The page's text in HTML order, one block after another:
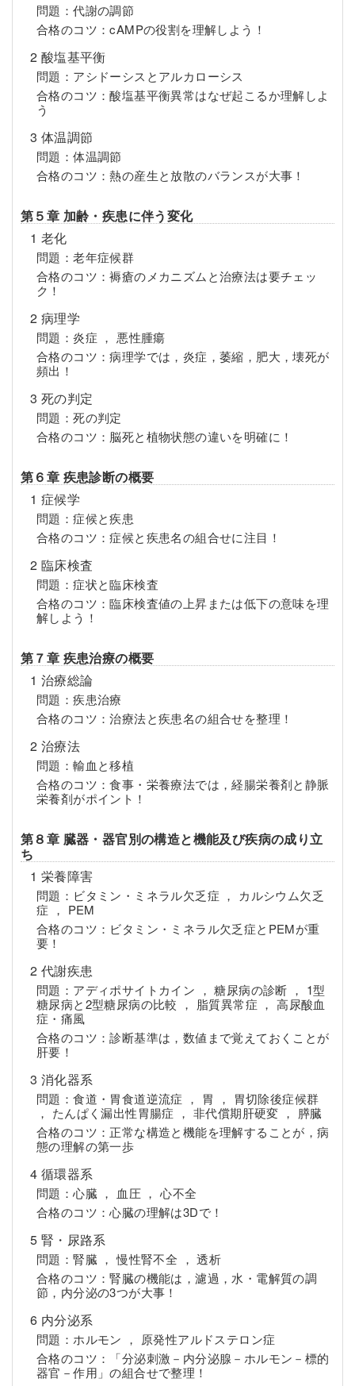
問題：代謝の調節
合格のコツ：cAMPの役割を理解しよう！
2 酸塩基平衡
問題：アシドーシスとアルカローシス
合格のコツ：酸塩基平衡異常はなぜ起こるか理解しよ
う
3 体温調節
問題：体温調節
合格のコツ：熱の産生と放散のバランスが大事！
第５章 加齢・疾患に伴う変化
1 老化
問題：老年症候群
合格のコツ：褥瘡のメカニズムと治療法は要チェッ
ク！
2 病理学
問題：炎症 ， 悪性腫瘍
合格のコツ：病理学では，炎症，萎縮，肥大，壊死が
頻出！
3 死の判定
問題：死の判定
合格のコツ：脳死と植物状態の違いを明確に！
第６章 疾患診断の概要
1 症候学
問題：症候と疾患
合格のコツ：症候と疾患名の組合せに注目！
2 臨床検査
問題：症状と臨床検査
合格のコツ：臨床検査値の上昇または低下の意味を理
解しよう！
第７章 疾患治療の概要
1 治療総論
問題：疾患治療
合格のコツ：治療法と疾患名の組合せを整理！
2 治療法
問題：輸血と移植
合格のコツ：食事・栄養療法では，経腸栄養剤と静脈
栄養剤がポイント！
第８章 臓器・器官別の構造と機能及び疾病の成り立
ち
1 栄養障害
問題：ビタミン・ミネラル欠乏症 ， カルシウム欠乏
症 ， PEM
合格のコツ：ビタミン・ミネラル欠乏症とPEMが重
要！
2 代謝疾患
問題：アディポサイトカイン ， 糖尿病の診断 ， 1型
糖尿病と2型糖尿病の比較 ， 脂質異常症 ， 高尿酸血
症・痛風
合格のコツ：診断基準は，数値まで覚えておくことが
肝要！
3 消化器系
問題：食道・胃食道逆流症 ， 胃 ， 胃切除後症候群
， たんぱく漏出性胃腸症 ， 非代償期肝硬変 ， 膵臓
合格のコツ：正常な構造と機能を理解することが，病
態の理解の第一歩
4 循環器系
問題：心臓 ， 血圧 ， 心不全
合格のコツ：心臓の理解は3Dで！
5 腎・尿路系
問題：腎臓 ， 慢性腎不全 ， 透析
合格のコツ：腎臓の機能は，濾過，水・電解質の調
節，内分泌の3つが大事！
6 内分泌系
問題：ホルモン ， 原発性アルドステロン症
合格のコツ：「分泌刺激－内分泌腺－ホルモン－標的
器官－作用」の組合せで整理！